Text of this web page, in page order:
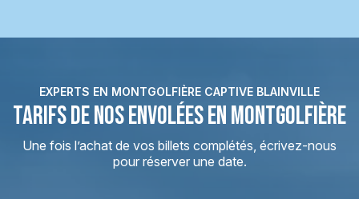
EXPERTS EN MONTGOLFIÈRE CAPTIVE BLAINVILLE
TARIFS DE NOS ENVOLÉES EN MONTGOLFIÈRE
Une fois l’achat de vos billets complétés, écrivez-nous
pour réserver une date.